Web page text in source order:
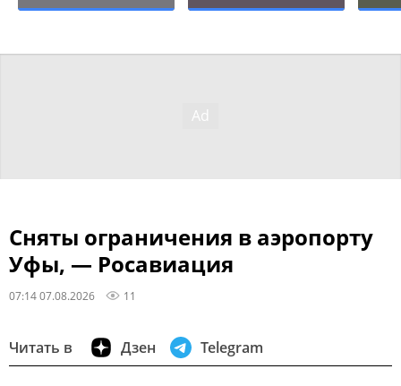
Сняты ограничения в аэропорту
Уфы, — Росавиация
07:14 07.08.2026 11
Читать в Дзен Telegram